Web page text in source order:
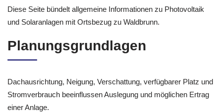
Diese Seite bündelt allgemeine Informationen zu Photovoltaik
und Solaranlagen mit Ortsbezug zu Waldbrunn.
Planungsgrundlagen
Dachausrichtung, Neigung, Verschattung, verfügbarer Platz und
Stromverbrauch beeinflussen Auslegung und möglichen Ertrag
einer Anlage.